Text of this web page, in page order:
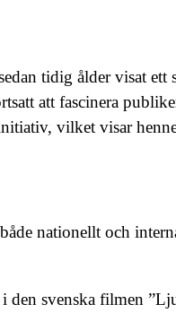
tidig ålder visat
att fascinera
vilket visar
nationellt och
den svenska filmen